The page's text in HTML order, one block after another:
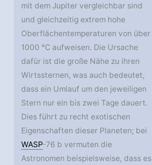
mit dem Jupiter vergleichbar sind
und gleichzeitig extrem hohe
Oberflächentemperaturen von über
1000 °C aufweisen. Die Ursache
dafür ist die große Nähe zu ihren
Wirtssternen, was auch bedeutet,
dass ein Umlauf um den jeweiligen
Stern nur ein bis zwei Tage dauert.
Dies führt zu recht exotischen
Eigenschaften dieser Planeten; bei
WASP-76 b vermuten die
Astronomen beispielsweise, dass es